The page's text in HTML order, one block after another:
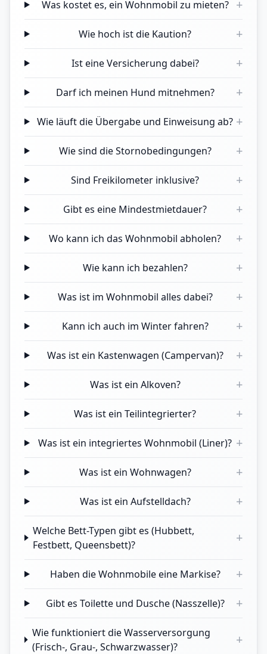
Was kostet es, ein Wohnmobil zu mieten? +
Wie hoch ist die Kaution? +
Ist eine Versicherung dabei? +
Darf ich meinen Hund mitnehmen? +
Wie läuft die Übergabe und Einweisung ab? +
Wie sind die Stornobedingungen? +
Sind Freikilometer inklusive? +
Gibt es eine Mindestmietdauer? +
Wo kann ich das Wohnmobil abholen? +
Wie kann ich bezahlen? +
Was ist im Wohnmobil alles dabei? +
Kann ich auch im Winter fahren? +
Was ist ein Kastenwagen (Campervan)? +
Was ist ein Alkoven? +
Was ist ein Teilintegrierter? +
Was ist ein integriertes Wohnmobil (Liner)? +
Was ist ein Wohnwagen? +
Was ist ein Aufstelldach? +
Welche Bett-Typen gibt es (Hubbett,
Festbett, Queensbett)?
+
Haben die Wohnmobile eine Markise? +
Gibt es Toilette und Dusche (Nasszelle)? +
Wie funktioniert die Wasserversorgung
(Frisch-, Grau-, Schwarzwasser)?
+